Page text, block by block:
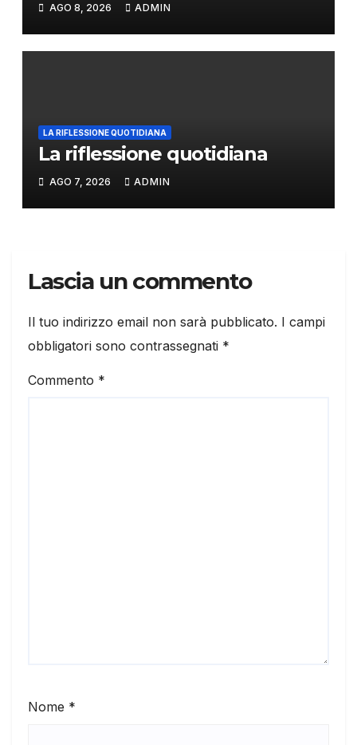
AGO 8, 2026 ADMIN
LA RIFLESSIONE QUOTIDIANA
La riflessione quotidiana
AGO 7, 2026 ADMIN
Lascia un commento
Il tuo indirizzo email non sarà pubblicato. I campi
obbligatori sono contrassegnati *
Commento *
Nome *